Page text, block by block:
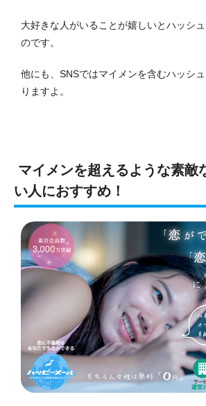
大好きな人がいることが嬉しいとハッシ
のです。
他にも、SNSではマイメンを含むハッシ
りますよ。
マイメンを超えるような素敵
い人におすすめ！